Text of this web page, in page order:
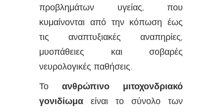
προβλημάτων υγείας, που
κυμαίνονται από την κόπωση έως
τις αναπτυξιακές αναπηρίες,
μυοπάθειες και σοβαρές
νευρολογικές παθήσεις.
Το ανθρώπινο μιτοχονδριακό
γονιδίωμα είναι το σύνολο των